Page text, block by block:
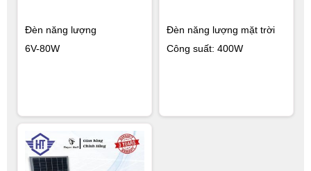
Đèn năng lượng
6V-80W
Đèn năng lượng mặt trời
Công suất: 400W